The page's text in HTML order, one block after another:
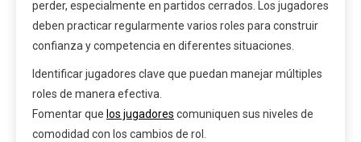
perder, especialmente en partidos cerrados. Los jugadores
deben practicar regularmente varios roles para construir
confianza y competencia en diferentes situaciones.
Identificar jugadores clave que puedan manejar múltiples
roles de manera efectiva.
Fomentar que los jugadores comuniquen sus niveles de
comodidad con los cambios de rol.